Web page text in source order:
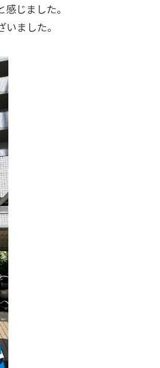
じました。
ました。